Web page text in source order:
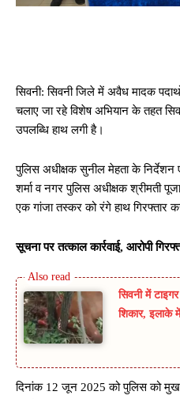
सिवनी: सिवनी जिले में अवैध मादक
चलाए जा रहे विशेष अभियान के तहत
उपलब्धि हाथ लगी है।
पुलिस अधीक्षक सुनील मेहता के निर्देशन
शर्मा व नगर पुलिस अधीक्षक श्रीमती
एक गांजा तस्कर को रंगे हाथ गिरफ्तार
सूचना पर तत्काल कार्रवाई, आरोपी
सिवनी में
शिकार, इलाके
दिनांक 12 जून 2025 को पुलिस को